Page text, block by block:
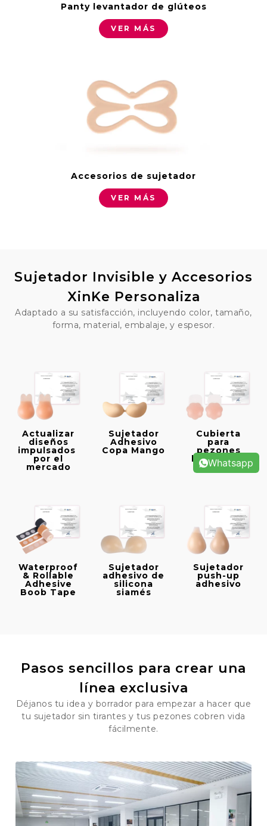
Panty levantador de glúteos
VER MÁS
Accesorios de sujetador
VER MÁS
Sujetador Invisible y Accesorios
XinKe Personaliza
Adaptado a su satisfacción, incluyendo color, tamaño,
forma, material, embalaje, y espesor.
Actualizar
diseños
impulsados ​​
por el
mercado
Sujetador
Adhesivo
Copa Mango
Cubierta
para
pezones
levantable
Waterproof
& Rollable
Adhesive
Boob Tape
Sujetador
adhesivo de
silicona
siamés
Sujetador
push-up
adhesivo
Pasos sencillos para crear una
línea exclusiva
Déjanos tu idea y borrador para empezar a hacer que
tu sujetador sin tirantes y tus pezones cobren vida
fácilmente.
Whatsapp